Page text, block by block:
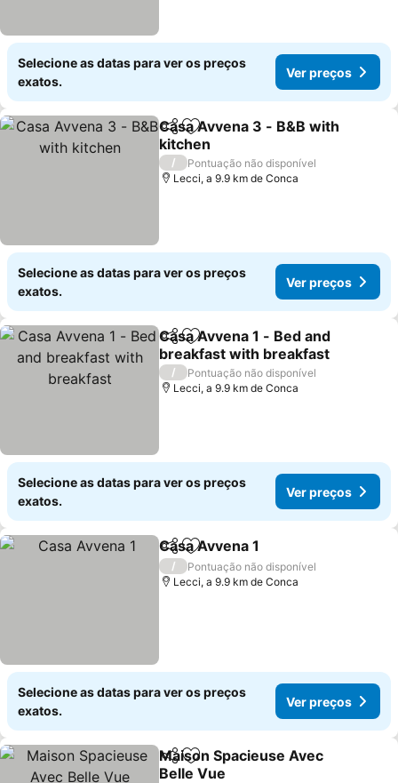
Selecione as datas para ver os preços
exatos.
Ver preços
PartilharAdicionar aos favoritos
Casa Avvena 3 - B&B with
kitchen
/
Pontuação não disponível
Lecci, a 9.9 km de Conca
Selecione as datas para ver os preços
exatos.
Ver preços
PartilharAdicionar aos favoritos
Casa Avvena 1 - Bed and
breakfast with breakfast
/
Pontuação não disponível
Lecci, a 9.9 km de Conca
Selecione as datas para ver os preços
exatos.
Ver preços
PartilharAdicionar aos favoritos
Casa Avvena 1
/
Pontuação não disponível
Lecci, a 9.9 km de Conca
Selecione as datas para ver os preços
exatos.
Ver preços
PartilharAdicionar aos favoritos
Maison Spacieuse Avec
Belle Vue